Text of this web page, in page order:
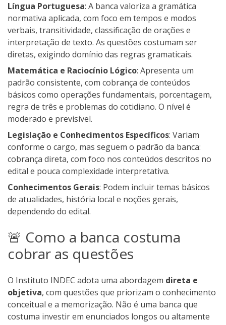
Língua Portuguesa: A banca valoriza a gramática
normativa aplicada, com foco em tempos e modos
verbais, transitividade, classificação de orações e
interpretação de texto. As questões costumam ser
diretas, exigindo domínio das regras gramaticais.
Matemática e Raciocínio Lógico: Apresenta um
padrão consistente, com cobrança de conteúdos
básicos como operações fundamentais, porcentagem,
regra de três e problemas do cotidiano. O nível é
moderado e previsível.
Legislação e Conhecimentos Específicos: Variam
conforme o cargo, mas seguem o padrão da banca:
cobrança direta, com foco nos conteúdos descritos no
edital e pouca complexidade interpretativa.
Conhecimentos Gerais: Podem incluir temas básicos
de atualidades, história local e noções gerais,
dependendo do edital.
🚨 Como a banca costuma
cobrar as questões
O Instituto INDEC adota uma abordagem direta e
objetiva, com questões que priorizam o conhecimento
conceitual e a memorização. Não é uma banca que
costuma investir em enunciados longos ou altamente